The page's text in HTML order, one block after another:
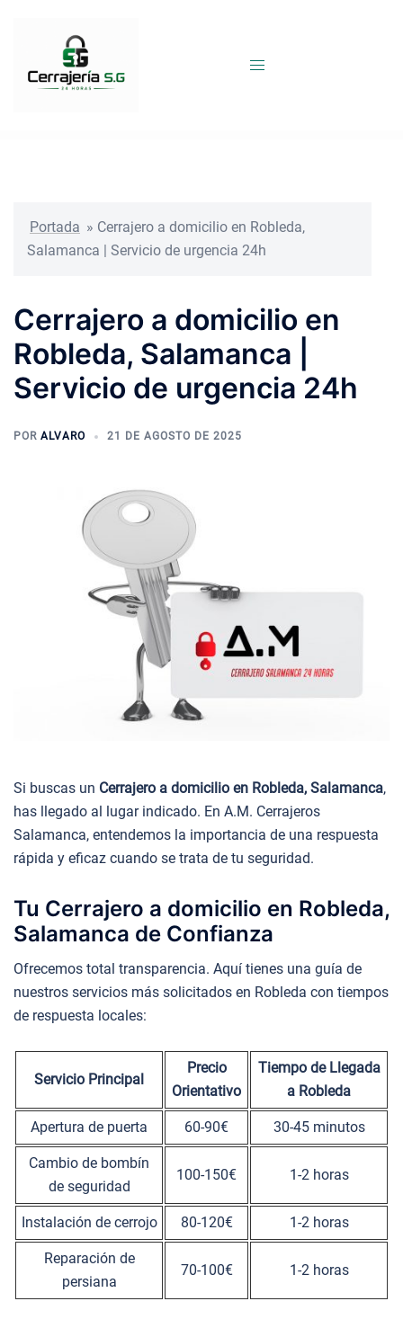
Portada » Cerrajero a domicilio en Robleda,
Salamanca | Servicio de urgencia 24h
Cerrajero a domicilio en
Robleda, Salamanca |
Servicio de urgencia 24h
POR ALVARO 21 DE AGOSTO DE 2025
Si buscas un Cerrajero a domicilio en Robleda, Salamanca,
has llegado al lugar indicado. En A.M. Cerrajeros
Salamanca, entendemos la importancia de una respuesta
rápida y eficaz cuando se trata de tu seguridad.
Tu Cerrajero a domicilio en Robleda,
Salamanca de Confianza
Ofrecemos total transparencia. Aquí tienes una guía de
nuestros servicios más solicitados en Robleda con tiempos
de respuesta locales:
Servicio Principal
Precio
Orientativo
Tiempo de Llegada
a Robleda
Apertura de puerta 60-90€ 30-45 minutos
Cambio de bombín
de seguridad
100-150€ 1-2 horas
Instalación de cerrojo 80-120€ 1-2 horas
Reparación de
persiana
70-100€ 1-2 horas